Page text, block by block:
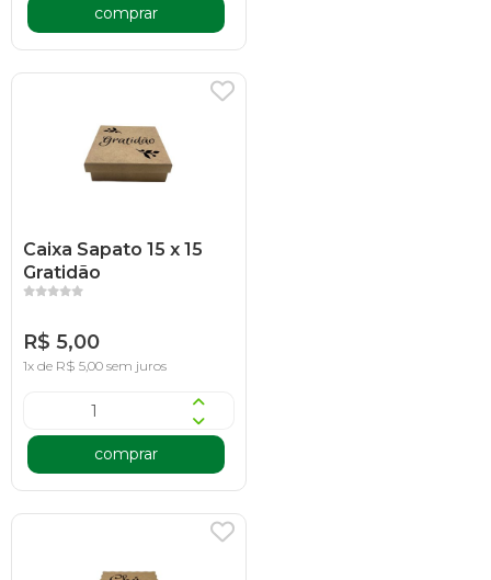
comprar
Caixa Sapato 15 x 15
Gratidão
R$ 5,00
1x de R$ 5,00 sem juros
comprar